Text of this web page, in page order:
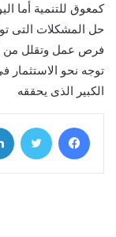
كمعوق للتنمية أما
حل المشكلات التى
فرص عمل وتقلل من
توجه نحو الاستثمار
الكبير الذى يحققه
فيسبوك تويتر